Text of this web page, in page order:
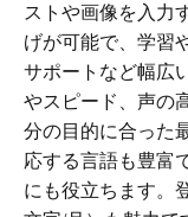
ストや画像を入力
げが可能で、学習
サポートなど幅広
やスピード、声の
分の目的に合った
応する言語も豊富
にも役立ちます。